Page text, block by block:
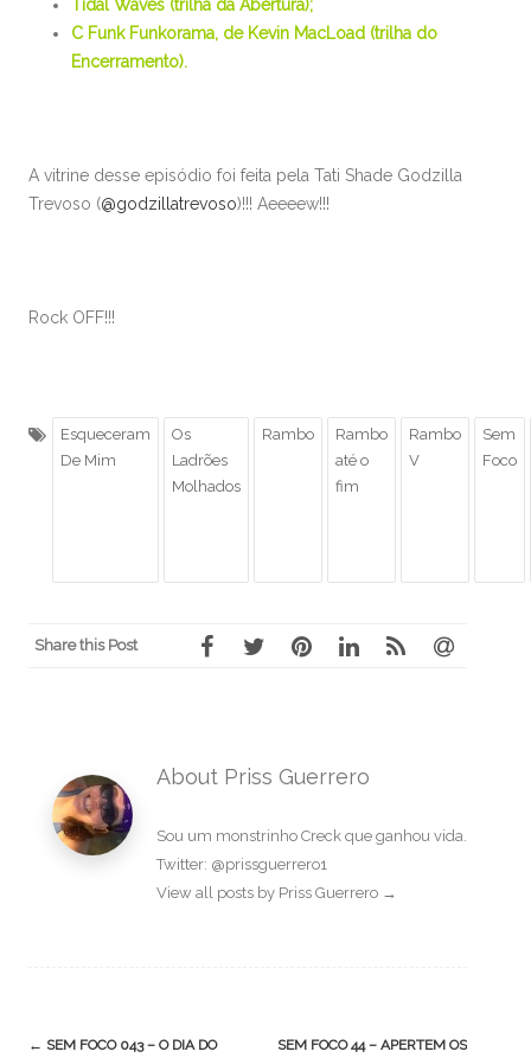
Tidal Waves (trilha da Abertura);
C Funk Funkorama, de Kevin MacLoad (trilha do
Encerramento).
A vitrine desse episódio foi feita pela Tati Shade Godzilla
Trevoso (@godzillatrevoso)!!! Aeeeew!!!
Rock OFF!!!
Esqueceram
De Mim
Os
Ladrões
Molhados
Rambo
Rambo
até o
fim
Rambo
V
Sem
Foco
Share this Post
About Priss Guerrero
Sou um monstrinho Creck que ganhou vida.
Twitter: @prissguerrero1
View all posts by Priss Guerrero →
Post
← SEM FOCO 043 – O DIA DO
SEM FOCO 44 – APERTEM OS